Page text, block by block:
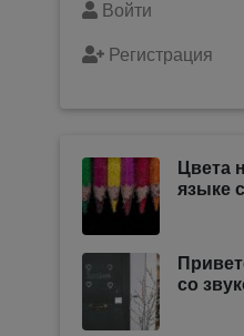
Войти
Регистрация
Цвета
языке
со